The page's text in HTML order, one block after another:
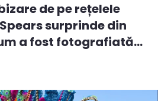
de pe rețelele
surprinde din
a fost fotografiată